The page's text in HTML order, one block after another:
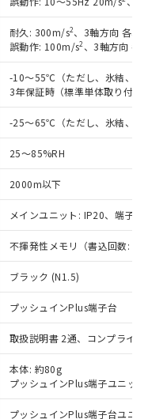
耐久: 300m/s2、3軸方向 各3回
誤動作: 100m/s2 、3軸方向 各
-10～55℃（ただし、氷結、結
3年保証時（標準単体取り付
-25～65℃（ただし、氷結、結
25～85%RH
2000m以下
メインユニット: IP20、端子
不揮発性メモリ（書込回数:
ブラック (N1.5)
プッシュインPlus端子台
取扱説明書 2通、コンプライ
本体: 約80g
プッシュインPlus端子ユニッ
プッシュインPlus端子台ユニ
、同意のうえ
（10物質）の
可能な商品で
物質）の非含
る予定のある
（10物質）の
応品を出す予